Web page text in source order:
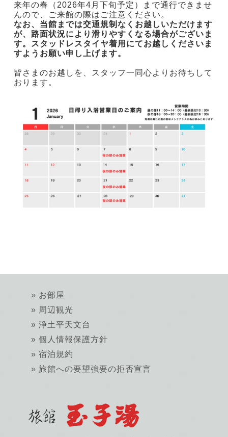
来年の春（2026年4月下旬予定）まで通行できませ
んので、ご来館の際はご注意ください。
なお、当館までは交通規制なくお越しいただけます
が、路面状況により滑りやすくなる場合がございま
す。スタッドレスタイヤ着用にてお越しくださいま
すようお願い申し上げます。
皆さまのお越しを、スタッフ一同心よりお待ちして
おります。
お部屋
周辺観光
浄土平天文台
個人情報保護方針
宿泊規約
旅館への要望強要の拒否宣言